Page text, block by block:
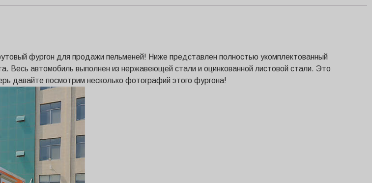
фургон для продажи пельменей! Ниже представлен полностью укомплектованный
Весь автомобиль выполнен из нержавеющей стали и оцинкованной листовой стали. Это
давайте посмотрим несколько фотографий этого фургона!